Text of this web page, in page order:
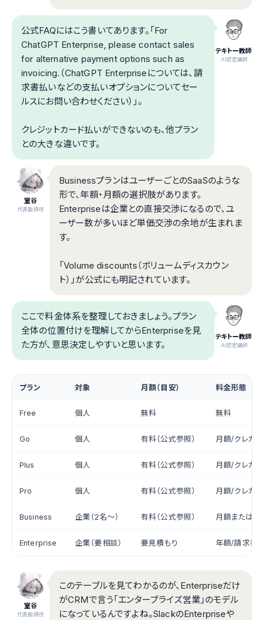
テキトー教師
.AI認定講師
公式FAQにはこう書いてあります。「For
ChatGPT Enterprise, please contact sales
for alternative payment options such as
invoicing.（ChatGPT Enterpriseについては、請
求書払いなどの支払いオプションについてセー
ルスにお問い合わせください）」。
クレジットカード払いができないのも、他プラン
との大きな違いです。
室谷
代表取締役
BusinessプランはユーザーごとのSaaSのような
形で、年額・月額の選択肢があります。
Enterpriseは企業との直接交渉になるので、ユ
ーザー数が多いほど単価交渉の余地が生まれま
す。
「Volume discounts（ボリュームディスカウン
ト）」が公式にも明記されています。
テキトー教師
.AI認定講師
ここで料金体系を整理しておきましょう。プラン
全体の位置付けを理解してからEnterpriseを見
た方が、意思決定しやすいと思います。
プラン 対象 月額（目安） 料金形態
Free 個人 無料 無料
Go 個人 有料（公式参照） 月額/クレカ
Plus 個人 有料（公式参照） 月額/クレカ
Pro 個人 有料（公式参照） 月額/クレカ
Business 企業（2名〜） 有料（公式参照） 月額または年
Enterprise 企業（要相談） 要見積もり 年額/請求書
室谷
代表取締役
このテーブルを見てわかるのが、Enterpriseだけ
がCRMで言う「エンタープライズ営業」のモデル
になっているんですよね。SlackのEnterpriseや